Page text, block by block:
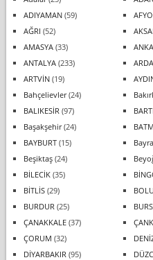
ADIYAMAN(59)
AĞRI (52)
AMASYA(33)
ANTALYA(233)
ARTVİN(19)
Bahçelievler(24)
BALIKESİR (97)
Başakşehir(24)
BAYBURT(15)
Beşiktaş(24)
BİLECİK(35)
BİTLİS(29) BOLU
BURDUR (25)
ÇANAKKALE(37)
ÇORUM (32)
DİYARBAKIR (95)